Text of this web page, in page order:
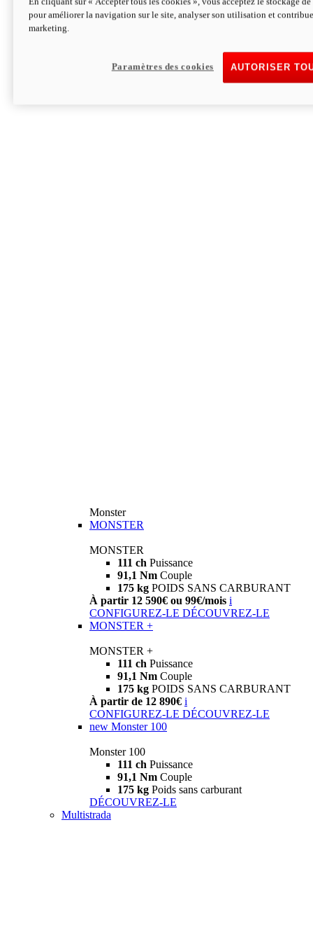
Hypermotard V2 SP 100
Découvrez-le
Monster
MONSTER
MONSTER
111 ch Puissance
91,1 Nm Couple
175 kg POIDS SANS CARBURANT
À partir 12 590€ ou 99€/mois i
CONFIGUREZ-LE DÉCOUVREZ-LE
MONSTER +
MONSTER +
111 ch Puissance
91,1 Nm Couple
175 kg POIDS SANS CARBURANT
À partir de 12 890€ i
CONFIGUREZ-LE DÉCOUVREZ-LE
new Monster 100
Monster 100
111 ch Puissance
91,1 Nm Couple
175 kg Poids sans carburant
DÉCOUVREZ-LE
Multistrada
pour améliorer la navigation sur le site, analyser son utilisation et
marketing.
AUTORISER
Paramètres des cookies